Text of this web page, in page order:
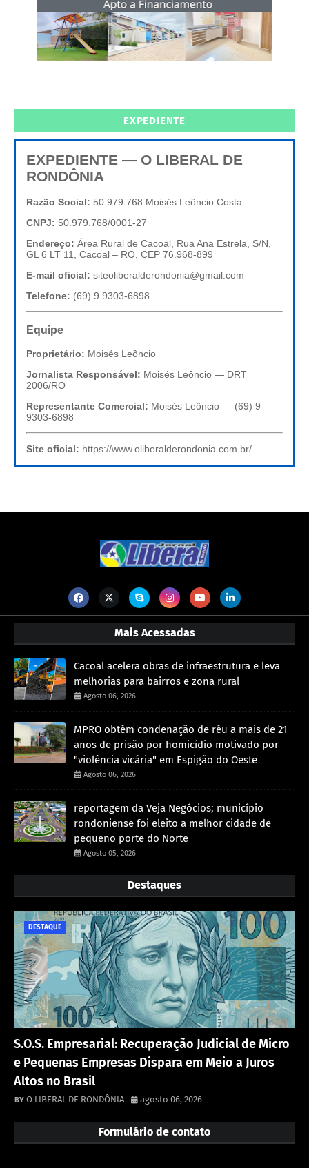
EXPEDIENTE
EXPEDIENTE — O LIBERAL DE
RONDÔNIA
Razão Social: 50.979.768 Moisés Leôncio Costa
CNPJ: 50.979.768/0001-27
Endereço: Área Rural de Cacoal, Rua Ana Estrela, S/N,
GL 6 LT 11, Cacoal – RO, CEP 76.968-899
E-mail oficial: siteoliberalderondonia@gmail.com
Telefone: (69) 9 9303-6898
Equipe
Proprietário: Moisés Leôncio
Jornalista Responsável: Moisés Leôncio — DRT
2006/RO
Representante Comercial: Moisés Leôncio — (69) 9
9303-6898
Site oficial: https://www.oliberalderondonia.com.br/
Mais Acessadas
Cacoal acelera obras de infraestrutura e leva
melhorias para bairros e zona rural
Agosto 06, 2026
MPRO obtém condenação de réu a mais de 21
anos de prisão por homicídio motivado por
"violência vicária" em Espigão do Oeste
Agosto 06, 2026
reportagem da Veja Negócios; município
rondoniense foi eleito a melhor cidade de
pequeno porte do Norte
Agosto 05, 2026
Destaques
DESTAQUE
S.O.S. Empresarial: Recuperação Judicial de Micro
e Pequenas Empresas Dispara em Meio a Juros
Altos no Brasil
O LIBERAL DE RONDÔNIA agosto 06, 2026
Formulário de contato